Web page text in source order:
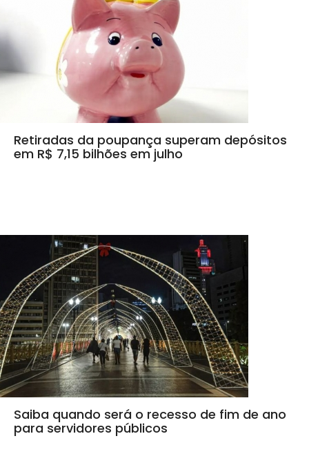
Retiradas da poupança superam depósitos
em R$ 7,15 bilhões em julho
Saiba quando será o recesso de fim de ano
para servidores públicos